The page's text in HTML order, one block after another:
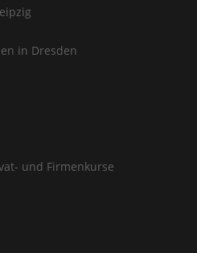
in Dresden
und Firmenkurse